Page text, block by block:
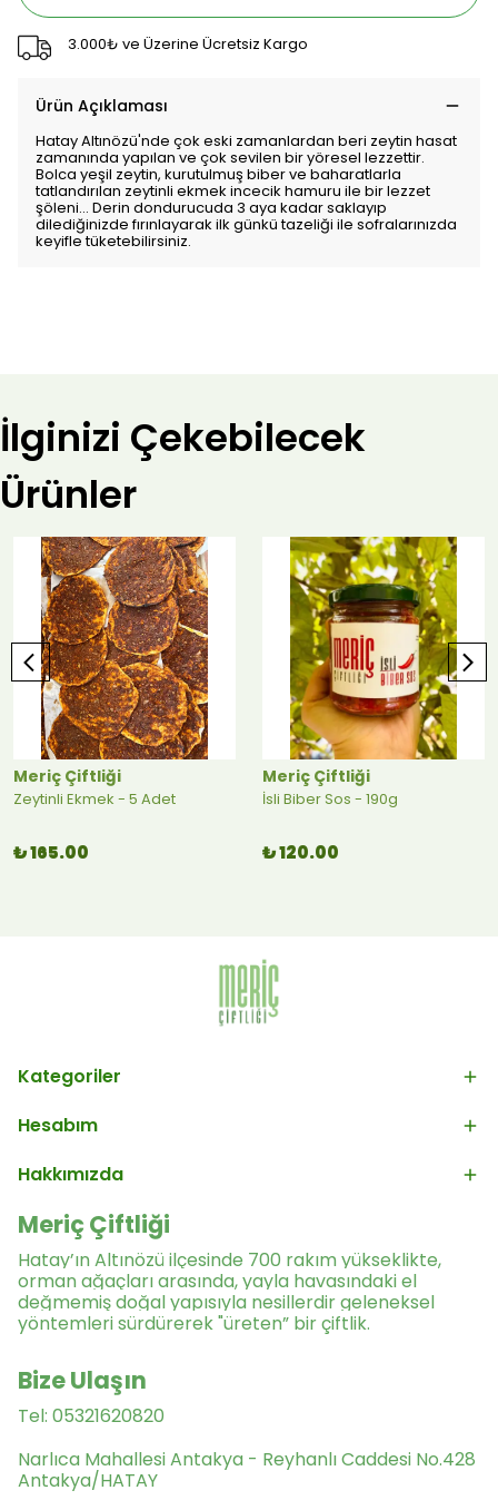
3.000₺ ve Üzerine Ücretsiz Kargo
Ürün Açıklaması
Hatay Altınözü'nde çok eski zamanlardan beri zeytin hasat
zamanında yapılan ve çok sevilen bir yöresel lezzettir.
Bolca yeşil zeytin, kurutulmuş biber ve baharatlarla
tatlandırılan zeytinli ekmek incecik hamuru ile bir lezzet
şöleni... Derin dondurucuda 3 aya kadar saklayıp
dilediğinizde fırınlayarak ilk günkü tazeliği ile sofralarınızda
keyifle tüketebilirsiniz.
İlginizi Çekebilecek
Ürünler
Meriç Çiftliği
Zeytinli Ekmek - 5 Adet
₺ 165.00
Meriç Çiftliği
İsli Biber Sos - 190g
₺ 120.00
Kategoriler
Hesabım
Hakkımızda
Meriç Çiftliği
Hatay’ın Altınözü ilçesinde 700 rakım yükseklikte,
orman ağaçları arasında, yayla havasındaki el
değmemiş doğal yapısıyla nesillerdir geleneksel
yöntemleri sürdürerek "üreten” bir çiftlik.
Bize Ulaşın
Tel: 05321620820
Narlıca Mahallesi Antakya - Reyhanlı Caddesi No.428
Antakya/HATAY